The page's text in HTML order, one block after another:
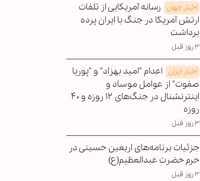
اخبار جهان رسانه آمریکایی از تلفات
ارتش آمریکا در جنگ با ایران پرده
برداشت
۳ روز قبل
اخبار ایران اعدام "امید بهزاد" و "پوریا
صفوت" از عوامل موساد و
اینترنشنال در جنگ‌های ۱۲ روزه و ۴۰
روزه
۳ روز قبل
جزئیات برنامه‌های اربعین حسینی در
حرم حضرت عبدالعظیم(ع)
۳ روز قبل